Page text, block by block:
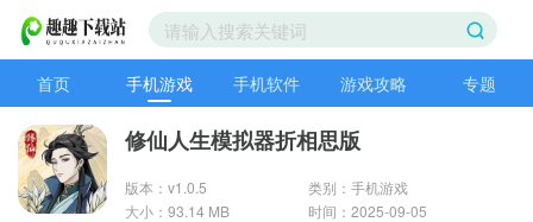
首页 手机游戏 手机软件 游戏攻略 专题
修仙人生模拟器折相思版
版本：v1.0.5
类别：手机游戏
大小：93.14 MB
时间：2025-09-05